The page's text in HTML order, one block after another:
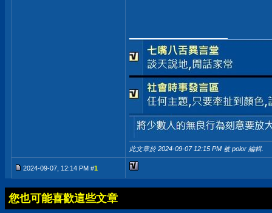
此文章於 2024-09-07 12:15 PM 被 polor 編輯.
2024-09-07, 12:14 PM #1
您也可能喜歡這些文章